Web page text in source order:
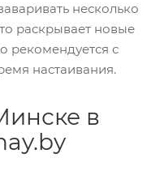
несколько
раскрывает новые
рекомендуется с
настаивания.
в